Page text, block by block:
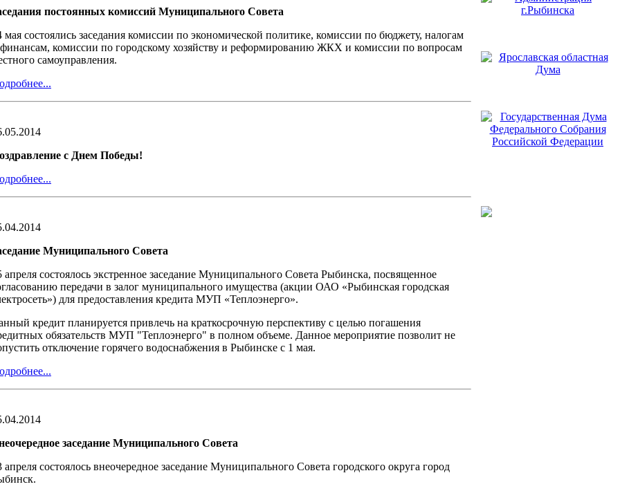
постоянных комиссий Муниципального Совета
мая состоялись заседания комиссии по экономической политике, комиссии по бюджету, налогам
комиссии по городскому хозяйству и реформированию ЖКХ и комиссии по вопросам
самоуправления.
с Днем Победы!
Муниципального Совета
апреля состоялось экстренное заседание Муниципального Совета Рыбинска, посвященное
передачи в залог муниципального имущества (акции ОАО «Рыбинская городская
для предоставления кредита МУП «Теплоэнерго».
кредит планируется привлечь на краткосрочную перспективу с целью погашения
обязательств МУП "Теплоэнерго" в полном объеме. Данное мероприятие позволит не
отключение горячего водоснабжения в Рыбинске с 1 мая.
заседание Муниципального Совета
апреля состоялось внеочередное заседание Муниципального Совета городского округа город